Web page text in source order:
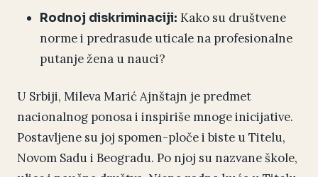
Rodnoj diskriminaciji: Kako su društvene
norme i predrasude uticale na profesionalne
putanje žena u nauci?
U Srbiji, Mileva Marić Ajnštajn je predmet
nacionalnog ponosa i inspiriše mnoge inicijative.
Postavljene su joj spomen-ploče i biste u Titelu,
Novom Sadu i Beogradu. Po njoj su nazvane škole,